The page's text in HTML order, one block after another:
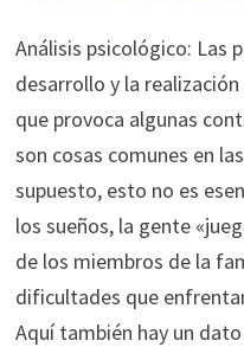
Análisis psicológico: Las
desarrollo y la
que provoca algunas
son cosas comunes en
supuesto, esto no es
los sueños, la gente
de los miembros de la
dificultades que
Aquí también hay un